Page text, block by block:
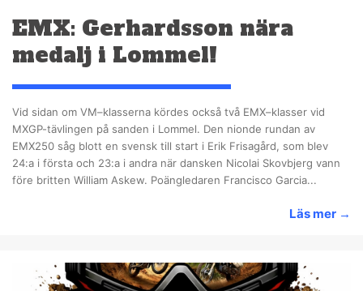
EMX: Gerhardsson nära
medalj i Lommel!
Vid sidan om VM–klasserna kördes också två EMX–klasser vid
MXGP-tävlingen på sanden i Lommel. Den nionde rundan av
EMX250 såg blott en svensk till start i Erik Frisagård, som blev
24:a i första och 23:a i andra när dansken Nicolai Skovbjerg vann
före britten William Askew. Poängledaren Francisco Garcia...
Läs mer →